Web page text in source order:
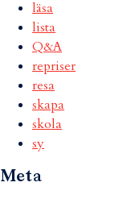
läsa
lista
Q&A
repriser
resa
skapa
skola
sy
Meta